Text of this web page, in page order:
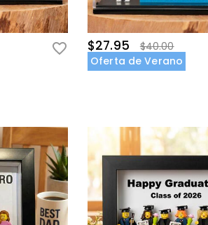
$27.95
$40.00
Oferta de Verano